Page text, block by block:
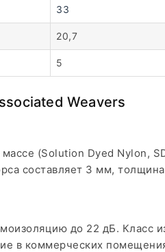
33
20,7
5
Weavers
(Solution Dyed Nylon,
составляет 3 мм,
до 22 дБ. Класс
в коммерческих